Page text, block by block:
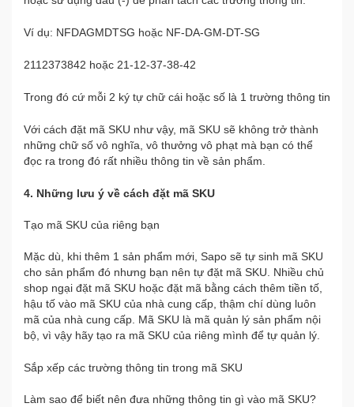
Ví dụ: NFDAGMDTSG hoặc NF-DA-GM-DT-SG
2112373842 hoặc 21-12-37-38-42
Trong đó cứ mỗi 2 ký tự chữ cái hoặc số là 1 trường thông tin
Với cách đặt mã SKU như vậy, mã SKU sẽ không trở thành
những chữ số vô nghĩa, vô thưởng vô phạt mà bạn có thể
đọc ra trong đó rất nhiều thông tin về sản phẩm.
4. Những lưu ý về cách đặt mã SKU
Tạo mã SKU của riêng bạn
Mặc dù, khi thêm 1 sản phẩm mới, Sapo sẽ tự sinh mã SKU
cho sản phẩm đó nhưng bạn nên tự đặt mã SKU. Nhiều chủ
shop ngại đặt mã SKU hoặc đặt mã bằng cách thêm tiền tố,
hậu tố vào mã SKU của nhà cung cấp, thậm chí dùng luôn
mã của nhà cung cấp. Mã SKU là mã quản lý sản phẩm nội
bộ, vì vậy hãy tạo ra mã SKU của riêng mình để tự quản lý.
Sắp xếp các trường thông tin trong mã SKU
Làm sao để biết nên đưa những thông tin gì vào mã SKU?